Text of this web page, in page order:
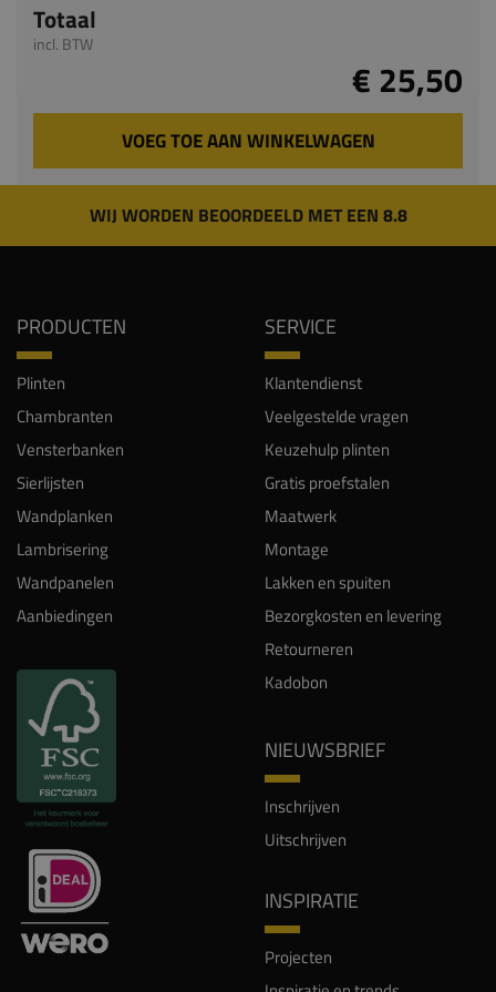
Totaal
incl. BTW
€ 25,50
VOEG TOE AAN WINKELWAGEN
WIJ WORDEN BEOORDEELD MET EEN 8.8
PRODUCTEN
Plinten
Chambranten
Vensterbanken
Sierlijsten
Wandplanken
Lambrisering
Wandpanelen
Aanbiedingen
SERVICE
Klantendienst
Veelgestelde vragen
Keuzehulp plinten
Gratis proefstalen
Maatwerk
Montage
Lakken en spuiten
Bezorgkosten en levering
Retourneren
Kadobon
NIEUWSBRIEF
Inschrijven
Uitschrijven
INSPIRATIE
Projecten